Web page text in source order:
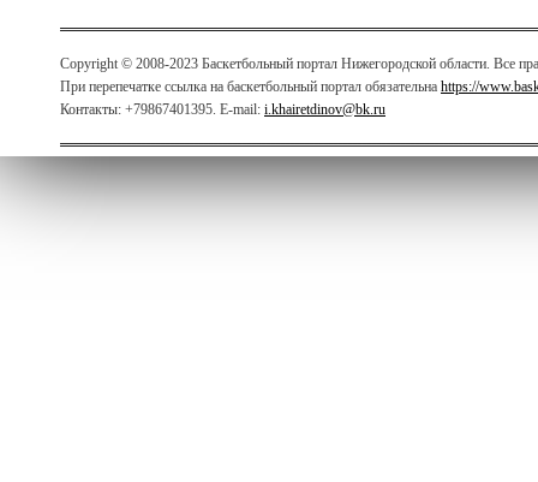
Copyright © 2008-2023 Баскетбольный портал Нижегородской области. Все
При перепечатке ссылка на баскетбольный портал обязательна https://
Контакты: +79867401395. E-mail: i.khairetdinov@bk.ru